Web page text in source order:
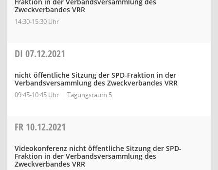
Zweckverbandes VRR
14:30-15:30 Uhr
DI 07.12.2021
nicht öffentliche Sitzung der SPD-Fraktion in der
Verbandsversammlung des Zweckverbandes VRR
09:45-10:45 Uhr Tagungsraum 5
FR 10.12.2021
Videokonferenz nicht öffentliche Sitzung der SPD-
Fraktion in der Verbandsversammlung des
Zweckverbandes VRR